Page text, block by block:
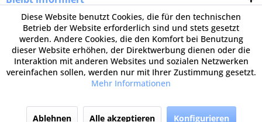
Diese Website benutzt Cookies, die für den technischen
Betrieb der Website erforderlich sind und stets gesetzt
werden. Andere Cookies, die den Komfort bei Benutzung
dieser Website erhöhen, der Direktwerbung dienen oder die
Interaktion mit anderen Websites und sozialen Netzwerken
vereinfachen sollen, werden nur mit Ihrer Zustimmung gesetzt.
Mehr Informationen
Ablehnen Alle akzeptieren Konfigurieren